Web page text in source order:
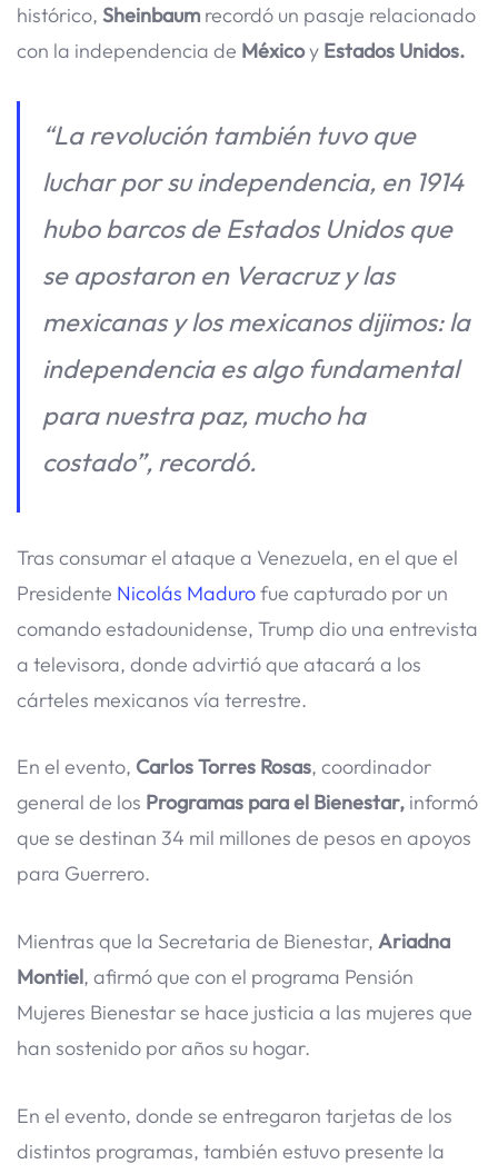
histórico, Sheinbaum recordó un pasaje relacionado
con la independencia de Méxicoy Estados Unidos.
“La revolución también tuvo que
luchar por su independencia, en 1914
hubo barcos de Estados Unidos que
se apostaron en Veracruz y las
mexicanas y los mexicanos dijimos: la
independencia es algo fundamental
para nuestra paz, mucho ha
costado”, recordó.
Tras consumar el ataque a Venezuela, en el que el
Presidente Nicolás Madurofue capturado por un
comando estadounidense, Trump dio una entrevista
a televisora, donde advirtió que atacará a los
cárteles mexicanos vía terrestre.
En el evento, Carlos Torres Rosas, coordinador
general de los Programas para el Bienestar, informó
que se destinan 34 mil millones de pesos en apoyos
para Guerrero.
Mientras que la Secretaria de Bienestar, Ariadna
Montiel, afirmó que con el programa Pensión
Mujeres Bienestar se hace justicia a las mujeres que
han sostenido por años su hogar.
En el evento, donde se entregaron tarjetas de los
distintos programas, también estuvo presente la